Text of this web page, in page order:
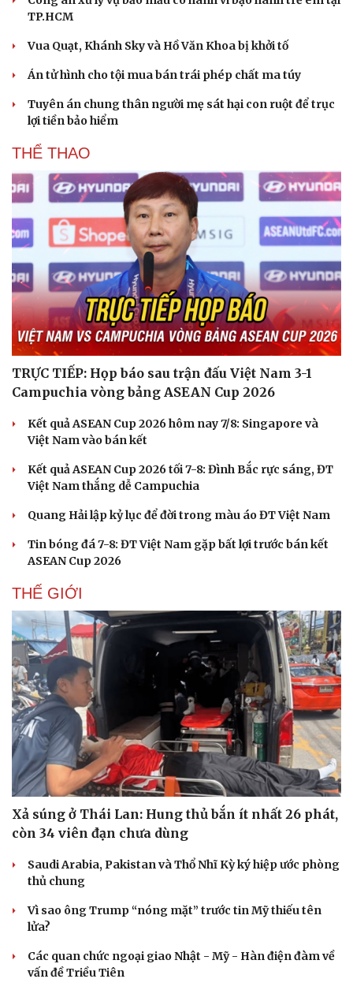
Du lịch
Tư vấn
Săn Tour
check-in
Podcast
Câu chuyện thời sự
Đọc truyện đêm khuya
Cửa sổ tình yêu
Kể chuyện cho bé
Hạt giống tâm hồn
TP.HCM
Vua Quạt, Khánh Sky và Hồ Văn Khoa bị khởi tố
Án tử hình cho tội mua bán trái phép chất ma túy
Tuyên án chung thân người mẹ sát hại con ruột để trục
lợi tiền bảo hiểm
THỂ THAO
TRỰC TIẾP: Họp báo sau trận đấu Việt Nam 3-1
Campuchia vòng bảng ASEAN Cup 2026
Kết quả ASEAN Cup 2026 hôm nay 7/8: Singapore và
Việt Nam vào bán kết
Kết quả ASEAN Cup 2026 tối 7-8: Đình Bắc rực sáng, ĐT
Việt Nam thắng dễ Campuchia
Quang Hải lập kỷ lục để đời trong màu áo ĐT Việt Nam
Tin bóng đá 7-8: ĐT Việt Nam gặp bất lợi trước bán kết
ASEAN Cup 2026
THẾ GIỚI
Xả súng ở Thái Lan: Hung thủ bắn ít nhất 26 phát,
còn 34 viên đạn chưa dùng
Saudi Arabia, Pakistan và Thổ Nhĩ Kỳ ký hiệp ước phòng
thủ chung
Vì sao ông Trump “nóng mặt” trước tin Mỹ thiếu tên
lửa?
Các quan chức ngoại giao Nhật - Mỹ - Hàn điện đàm về
vấn đề Triều Tiên